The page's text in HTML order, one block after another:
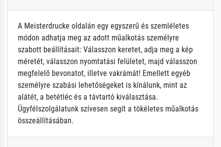
A Meisterdrucke oldalán egy egyszerű és szemléletes
módon adhatja meg az adott műalkotás személyre
szabott beállításait: Válasszon keretet, adja meg a kép
méretét, válasszon nyomtatási felületet, majd válasszon
megfelelő bevonatot, illetve vakrámát! Emellett egyéb
személyre szabási lehetőségeket is kínálunk, mint az
alátét, a betétléc és a távtartó kiválasztása.
Ügyfélszolgálatunk szívesen segít a tökéletes műalkotás
összeállításában.